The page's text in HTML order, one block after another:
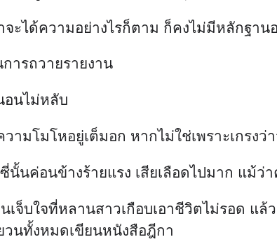
ะได้ความอย่างไรก็ตาม ก็คงไม่มีหลักฐาน
ารถวายรายงาน
นไม่หลับ
ามโมโหอยู่เต็มอก หากไม่ใช่เพราะเกรง
นั้นค่อนข้างร้ายแรง เสียเลือดไปมาก แม้
เจ็บใจที่หลานสาวเกือบเอาชีวิตไม่รอด แ
นทั้งหมดเขียนหนังสือฎีกา